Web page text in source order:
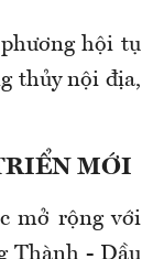
hội tụ
thủy nội địa,
MỚI
mở rộng với